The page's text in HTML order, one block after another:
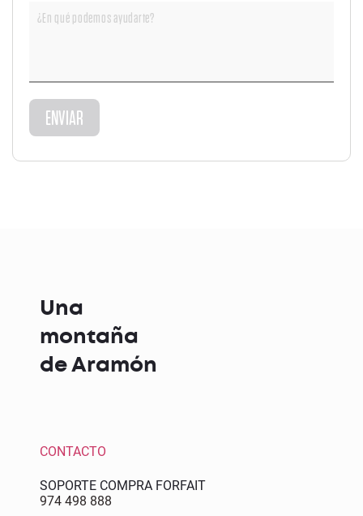
Una
montaña
de Aramón
CONTACTO
SOPORTE COMPRA FORFAIT
974 498 888